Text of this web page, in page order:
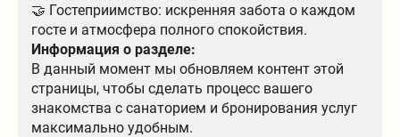
🤝 Гостеприимство: искренняя забота о каждом
госте и атмосфера полного спокойствия.
Информация о разделе:
В данный момент мы обновляем контент этой
страницы, чтобы сделать процесс вашего
знакомства с санаторием и бронирования услуг
максимально удобным.